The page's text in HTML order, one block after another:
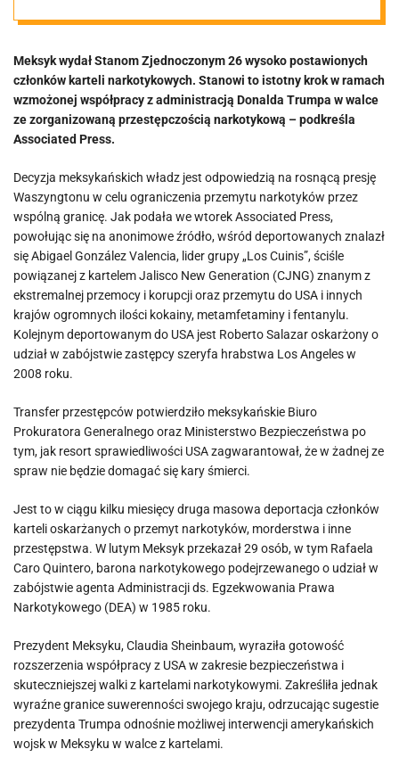
z Meksyku do
USA
Meksyk wydał Stanom Zjednoczonym 26 wysoko postawionych
członków karteli narkotykowych. Stanowi to istotny krok w ramach
wzmożonej współpracy z administracją Donalda Trumpa w walce
ze zorganizowaną przestępczością narkotykową – podkreśla
Associated Press.
Decyzja meksykańskich władz jest odpowiedzią na rosnącą presję
Waszyngtonu w celu ograniczenia przemytu narkotyków przez
wspólną granicę. Jak podała we wtorek Associated Press,
powołując się na anonimowe źródło, wśród deportowanych znalazł
się Abigael González Valencia, lider grupy „Los Cuinis”, ściśle
powiązanej z kartelem Jalisco New Generation (CJNG) znanym z
ekstremalnej przemocy i korupcji oraz przemytu do USA i innych
krajów ogromnych ilości kokainy, metamfetaminy i fentanylu.
Kolejnym deportowanym do USA jest Roberto Salazar oskarżony o
udział w zabójstwie zastępcy szeryfa hrabstwa Los Angeles w
2008 roku.
Transfer przestępców potwierdziło meksykańskie Biuro
Prokuratora Generalnego oraz Ministerstwo Bezpieczeństwa po
tym, jak resort sprawiedliwości USA zagwarantował, że w żadnej ze
spraw nie będzie domagać się kary śmierci.
Jest to w ciągu kilku miesięcy druga masowa deportacja członków
karteli oskarżanych o przemyt narkotyków, morderstwa i inne
przestępstwa. W lutym Meksyk przekazał 29 osób, w tym Rafaela
Caro Quintero, barona narkotykowego podejrzewanego o udział w
zabójstwie agenta Administracji ds. Egzekwowania Prawa
Narkotykowego (DEA) w 1985 roku.
Prezydent Meksyku, Claudia Sheinbaum, wyraziła gotowość
rozszerzenia współpracy z USA w zakresie bezpieczeństwa i
skuteczniejszej walki z kartelami narkotykowymi. Zakreśliła jednak
wyraźne granice suwerenności swojego kraju, odrzucając sugestie
prezydenta Trumpa odnośnie możliwej interwencji amerykańskich
wojsk w Meksyku w walce z kartelami.